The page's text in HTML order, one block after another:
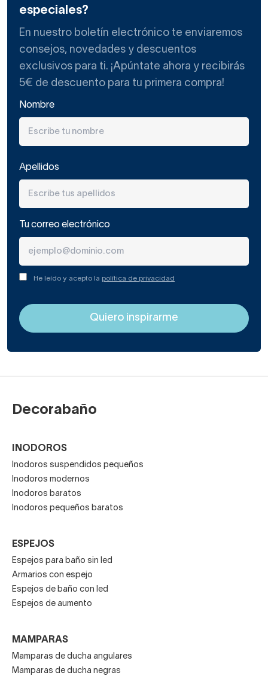
especiales?
En nuestro boletín electrónico te enviaremos
consejos, novedades y descuentos
exclusivos para ti. ¡Apúntate ahora y recibirás
5€ de descuento para tu primera compra!
Nombre
Apellidos
Tu correo electrónico
He leído y acepto la política de privacidad
Decorabaño
INODOROS
Inodoros suspendidos pequeños
Inodoros modernos
Inodoros baratos
Inodoros pequeños baratos
ESPEJOS
Espejos para baño sin led
Armarios con espejo
Espejos de baño con led
Espejos de aumento
MAMPARAS
Mamparas de ducha angulares
Mamparas de ducha negras